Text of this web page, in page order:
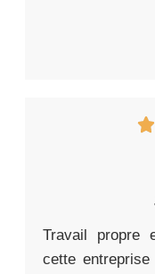
Travail propre
cette